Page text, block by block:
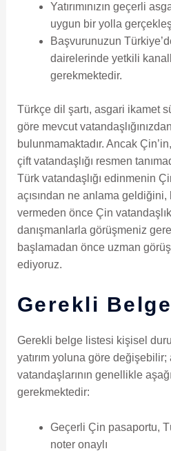
Yatırımınızın geçerli
uygun bir yolla
Başvurunuzun
dairelerinde yetkili
gerekmektedir.
Türkçe dil şartı, asgari ikamet
göre mevcut
bulunmamaktadır. Ancak
çift vatandaşlığı resmen
Türk vatandaşlığı edinmenin
açısından ne anlama
vermeden önce Çin
danışmanlarla görüşmeniz
başlamadan önce uzman
ediyoruz.
Gerekli
Gerekli belge listesi kişisel
yatırım yoluna göre
vatandaşlarının genellikle
gerekmektedir:
Geçerli Çin pasaportu,
noter onaylı